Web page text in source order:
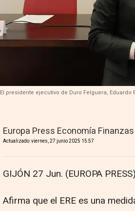
El presidente ejecutivo de Duro Felguera,
Europa Press Economía Finanzas
Actualizado: viernes, 27 junio 2025 15:57
GIJÓN 27 Jun. (EUROPA
Afirma que el ERE es una